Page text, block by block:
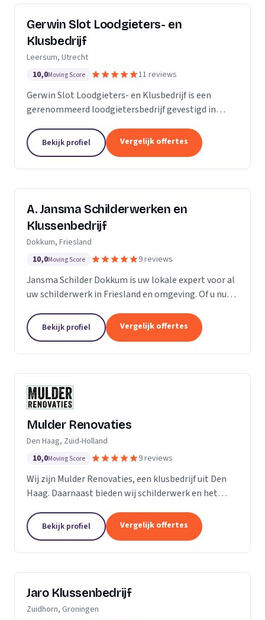
Gerwin Slot Loodgieters- en
Klusbedrijf
Leersum, Utrecht
10,0Moving Score 11 reviews
Gerwin Slot Loodgieters- en Klusbedrijf is een
gerenommeerd loodgietersbedrijf gevestigd in
ons onderscheiden door onze expertise en
toewijding aan...
Bekijk profiel Vergelijk offertes
A. Jansma Schilderwerken en
Klussenbedrijf
Dokkum, Friesland
10,0Moving Score 9 reviews
Jansma Schilder Dokkum is uw lokale expert voor al
uw schilderwerk in Friesland en omgeving. Of u nu
van de vorige bewoners van uw nieuwe huis...
Bekijk profiel Vergelijk offertes
Mulder Renovaties
Den Haag, Zuid-Holland
10,0Moving Score 9 reviews
Wij zijn Mulder Renovaties, een klusbedrijf uit Den
Haag. Daarnaast bieden wij schilderwerk en het
Bekijk profiel Vergelijk offertes
Jaro Klussenbedrijf
Zuidhorn, Groningen